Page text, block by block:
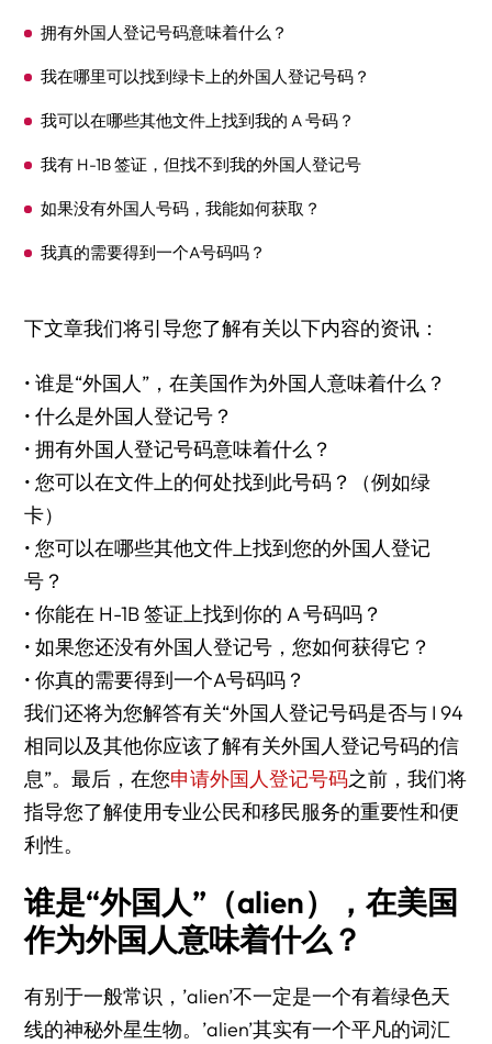
拥有外国人登记号码意味着什么？
我在哪里可以找到绿卡上的外国人登记号码？
我可以在哪些其他文件上找到我的 A 号码？
我有 H-1B 签证，但找不到我的外国人登记号
如果没有外国人号码，我能如何获取？
我真的需要得到一个A号码吗？
与外国人登记号码相关的公民和移民服务
听起来难以处理，我需要帮助
下文章我们将引导您了解有关以下内容的资讯：
• 谁是“外国人”，在美国作为外国人意味着什么？
• 什么是外国人登记号？
• 拥有外国人登记号码意味着什么？
• 您可以在文件上的何处找到此号码？（例如绿
卡）
• 您可以在哪些其他文件上找到您的外国人登记
号？
• 你能在 H-1B 签证上找到你的 A 号码吗？
• 如果您还没有外国人登记号，您如何获得它？
• 你真的需要得到一个A号码吗？
我们还将为您解答有关“外国人登记号码是否与 I 94
相同以及其他你应该了解有关外国人登记号码的信
息”。最后，在您申请外国人登记号码之前，我们将
指导您了解使用专业公民和移民服务的重要性和便
利性。
谁是“外国人”（alien），在美国
作为外国人意味着什么？
有别于一般常识，’alien’不一定是一个有着绿色天
线的神秘外星生物。’alien’其实有一个平凡的词汇